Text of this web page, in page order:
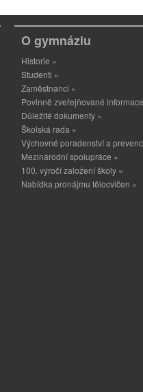
O gymnáziu
Historie »
Studenti »
Zaměstnanci »
Povinně zveřejňované
Důležité dokumenty »
Školská rada »
Výchovné poradenství a
Mezinárodní spolupráce »
100. výročí založení školy »
Nabídka pronájmu tělocvičen »